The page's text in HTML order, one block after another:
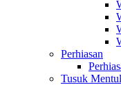
Perhiasan
Tusuk Mentul